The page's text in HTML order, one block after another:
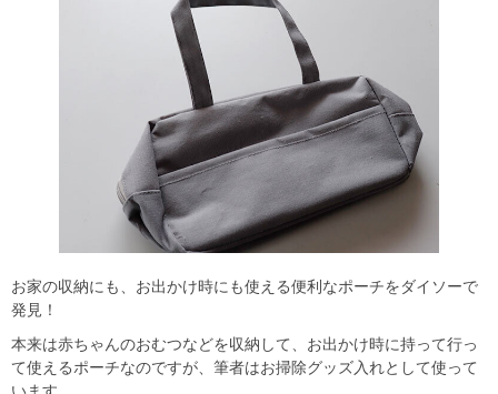
お家の収納にも、お出かけ時にも使える便利なポーチをダイソーで
発見！
本来は赤ちゃんのおむつなどを収納して、お出かけ時に持って行っ
て使えるポーチなのですが、筆者はお掃除グッズ入れとして使って